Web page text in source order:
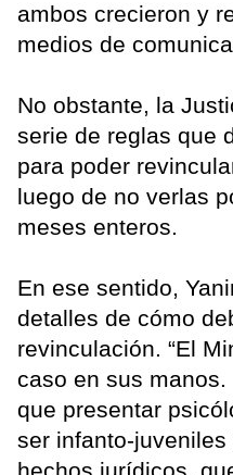
ambos crecieron y
medios de
No obstante, la
serie de reglas que
para poder
luego de no verlas
meses enteros.
En ese sentido,
detalles de cómo
revinculación. “El
caso en sus
que presentar
ser infanto-